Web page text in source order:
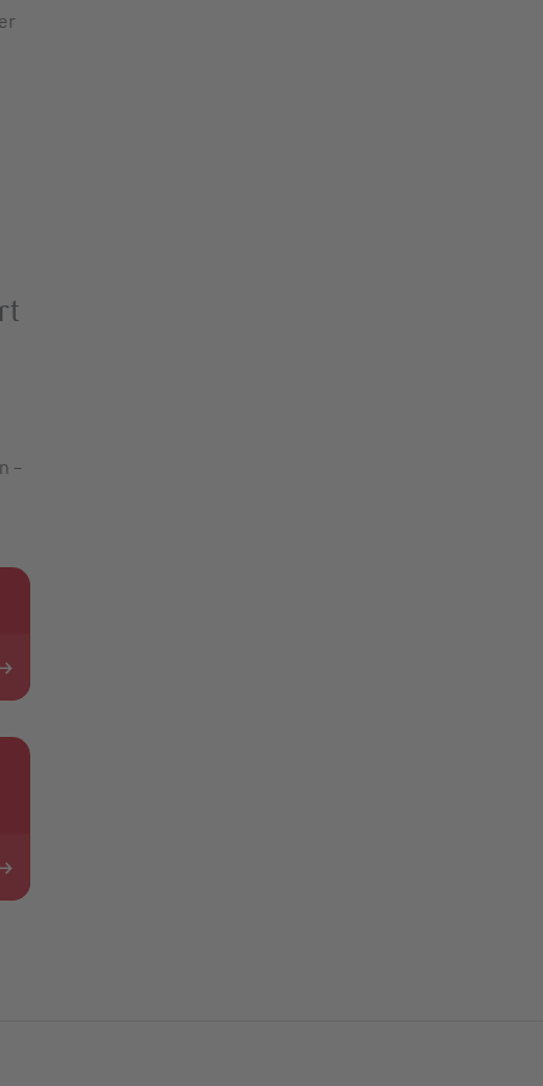
–